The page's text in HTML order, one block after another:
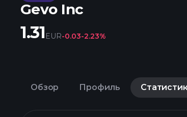
Gevo Inc
1.31 EUR-0.03-2.23%
Обзор Профиль